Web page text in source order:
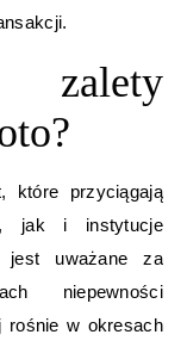
które przyciągają
jak i instytucje
jest uważane za
niepewności
rośnie w okresach